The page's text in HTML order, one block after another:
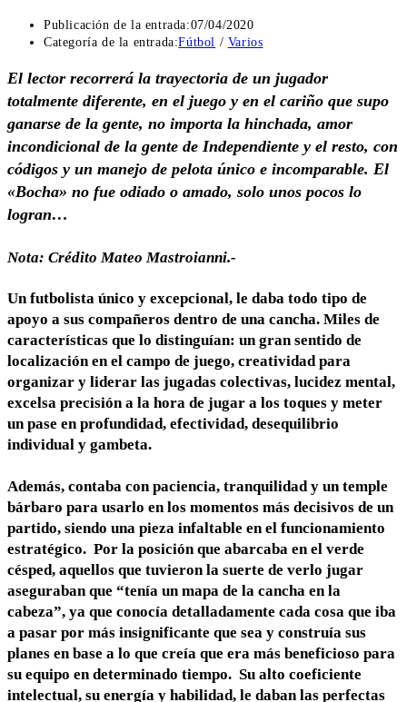
Publicación de la entrada:07/04/2020
Categoría de la entrada:Fútbol / Varios
El lector recorrerá la trayectoria de un jugador
totalmente diferente, en el juego y en el cariño que supo
ganarse de la gente, no importa la hinchada, amor
incondicional de la gente de Independiente y el resto, con
códigos y un manejo de pelota único e incomparable. El
«Bocha» no fue odiado o amado, solo unos pocos lo
logran…
Nota: Crédito Mateo Mastroianni.-
Un futbolista único y excepcional, le daba todo tipo de
apoyo a sus compañeros dentro de una cancha. Miles de
características que lo distinguían: un gran sentido de
localización en el campo de juego, creatividad para
organizar y liderar las jugadas colectivas, lucidez mental,
excelsa precisión a la hora de jugar a los toques y meter
un pase en profundidad, efectividad, desequilibrio
individual y gambeta.
Además, contaba con paciencia, tranquilidad y un temple
bárbaro para usarlo en los momentos más decisivos de un
partido, siendo una pieza infaltable en el funcionamiento
estratégico. Por la posición que abarcaba en el verde
césped, aquellos que tuvieron la suerte de verlo jugar
aseguraban que “tenía un mapa de la cancha en la
cabeza”, ya que conocía detalladamente cada cosa que iba
a pasar por más insignificante que sea y construía sus
planes en base a lo que creía que era más beneficioso para
su equipo en determinado tiempo. Su alto coeficiente
intelectual, su energía y habilidad, le daban las perfectas